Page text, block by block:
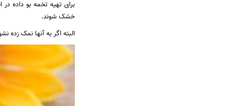
برای تهیه تخمه بو داده
خشک شوند.
البته اگر به آنها نمک زده